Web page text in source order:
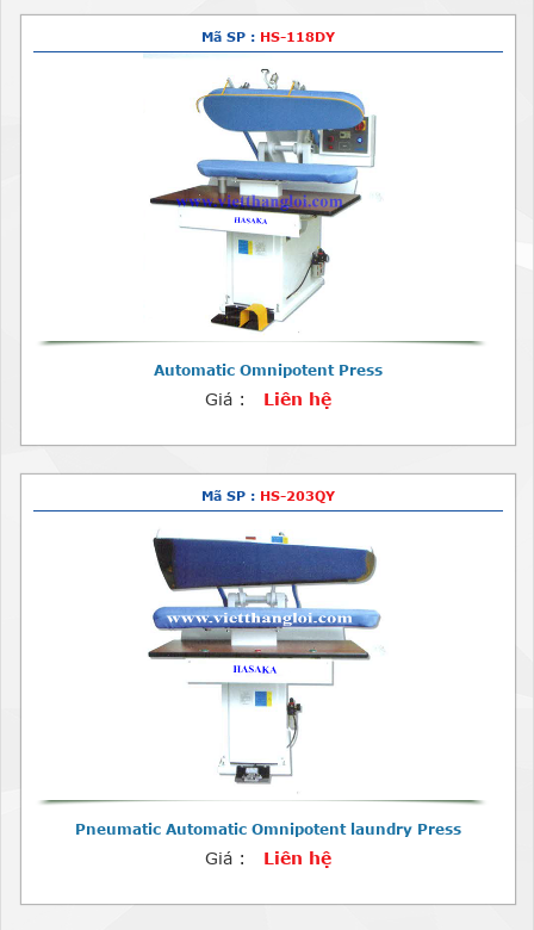
Mã SP : HS-118DY
Automatic Omnipotent Press
Giá : Liên hệ
Mã SP : HS-203QY
Pneumatic Automatic Omnipotent laundry Press
Giá : Liên hệ